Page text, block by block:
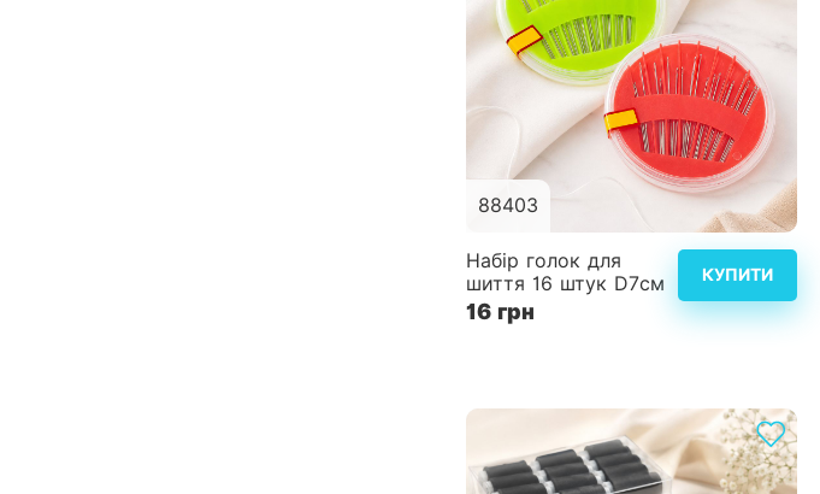
88403
Набір голок для
шиття 16 штук D7см
16 грн
КУПИТИ